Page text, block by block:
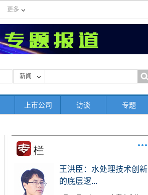
更多
新闻
上市公司 访谈 专题
王洪臣：水处理技术创新
的底层逻...